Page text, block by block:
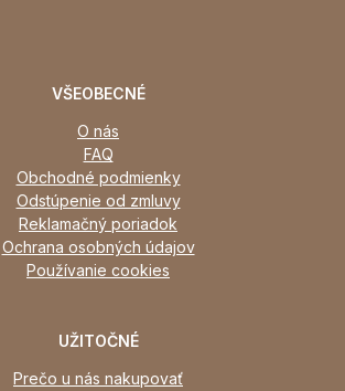
VŠEOBECNÉ
O nás
FAQ
Obchodné podmienky
Odstúpenie od zmluvy
Reklamačný poriadok
Ochrana osobných údajov
Používanie cookies
UŽITOČNÉ
Prečo u nás nakupovať